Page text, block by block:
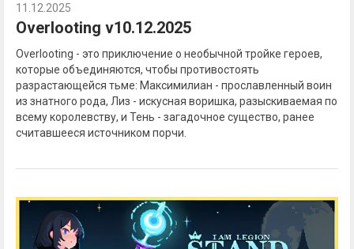
11.12.2025
Overlooting v10.12.2025
Overlooting - это приключение о необычной тройке героев,
которые объединяются, чтобы противостоять
разрастающейся тьме: Максимилиан - прославленный воин
из знатного рода, Лиз - искусная воришка, разыскиваемая по
всему королевству, и Тень - загадочное существо, ранее
считавшееся источником порчи.